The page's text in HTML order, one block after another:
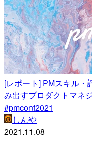
[レポート] PMスキル・
み出すプロダクトマネ
#pmconf2021
しんや
2021.11.08